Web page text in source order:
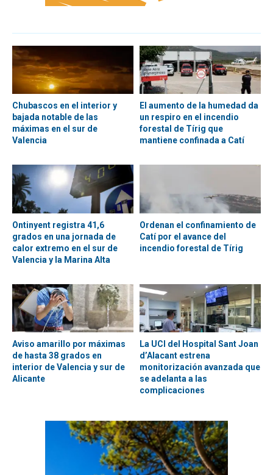
Chubascos en el interior y
bajada notable de las
máximas en el sur de
Valencia
El aumento de la humedad da
un respiro en el incendio
forestal de Tírig que
mantiene confinada a Catí
Ontinyent registra 41,6
grados en una jornada de
calor extremo en el sur de
Valencia y la Marina Alta
Ordenan el confinamiento de
Catí por el avance del
incendio forestal de Tírig
Aviso amarillo por máximas
de hasta 38 grados en
interior de Valencia y sur de
Alicante
La UCI del Hospital Sant Joan
d’Alacant estrena
monitorización avanzada que
se adelanta a las
complicaciones